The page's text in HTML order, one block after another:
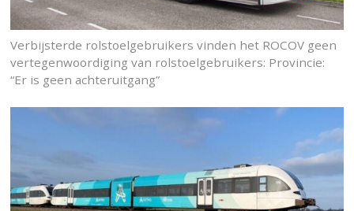
Verbijsterde rolstoelgebruikers vinden het ROCOV geen
vertegenwoordiging van rolstoelgebruikers: Provincie:
“Er is geen achteruitgang”